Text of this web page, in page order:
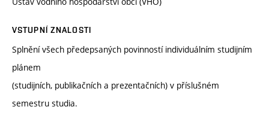
VSTUPNÍ ZNALOSTI
Splnění všech předepsaných povinností individuálním studijním
plánem
(studijních, publikačních a prezentačních) v příslušném
semestru studia.